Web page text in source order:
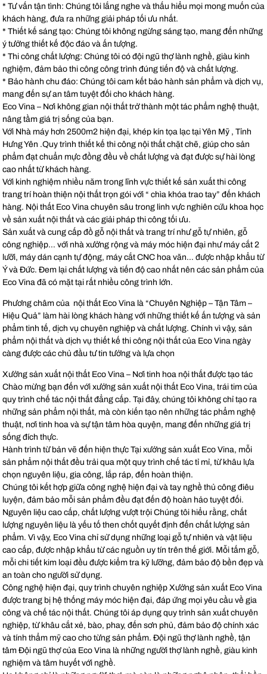
* Tư vấn tận tình: Chúng tôi lắng nghe và thấu hiểu mọi mong muốn của
khách hàng, đưa ra những giải pháp tối ưu nhất.
* Thiết kế sáng tạo: Chúng tôi không ngừng sáng tạo, mang đến những
ý tưởng thiết kế độc đáo và ấn tượng.
* Thi công chất lượng: Chúng tôi có đội ngũ thợ lành nghề, giàu kinh
nghiệm, đảm bảo thi công công trình đúng tiến độ và chất lượng.
* Bảo hành chu đáo: Chúng tôi cam kết bảo hành sản phẩm và dịch vụ,
mang đến sự an tâm tuyệt đối cho khách hàng.
Eco Vina – Nơi không gian nội thất trở thành một tác phẩm nghệ thuật,
nâng tầm giá trị sống của bạn.
Với Nhà máy hơn 2500m2 hiện đại, khép kín tọa lạc tại Yên Mỹ , Tỉnh
Hưng Yên .Quy trình thiết kế thi công nội thất chặt chẽ, giúp cho sản
phẩm đạt chuẩn mực đồng đều về chất lượng và đạt được sự hài lòng
cao nhất từ khách hàng.
Với kinh nghiệm nhiều năm trong lĩnh vực thiết kế sản xuất thi công
trang trí hoàn thiện nội thất trọn gói với “ chìa khóa trao tay” đến khách
hàng. Nội thất Eco Vina chuyên sâu trong linh vực nghiên cứu khoa học
về sản xuất nội thất và các giải pháp thi công tối ưu.
Sản xuất và cung cấp đồ gỗ nội thất và trang trí như gỗ tự nhiên, gỗ
công nghiệp… với nhà xưởng rộng và máy móc hiện đại như máy cắt 2
lưỡi, máy dán cạnh tự động, máy cắt CNC hoa văn… được nhập khẩu từ
Ý và Đức. Đem lại chất lượng và tiến độ cao nhất nên các sản phẩm của
Eco Vina đã có mặt tại rất nhiều công trình lớn.
Phương châm của nội thất Eco Vina là “Chuyên Nghiệp – Tận Tâm –
Hiệu Quả” làm hài lòng khách hàng với những thiết kế ấn tượng và sản
phẩm tinh tế, dịch vụ chuyên nghiệp và chất lượng. Chính vì vậy, sản
phẩm nội thất và dịch vụ thiết kế thi công nội thất của Eco Vina ngày
càng được các chủ đầu tư tin tưởng và lựa chọn
Xưởng sản xuất nội thất Eco Vina – Nơi tinh hoa nội thất được tạo tác
Chào mừng bạn đến với xưởng sản xuất nội thất Eco Vina, trái tim của
quy trình chế tác nội thất đẳng cấp. Tại đây, chúng tôi không chỉ tạo ra
những sản phẩm nội thất, mà còn kiến tạo nên những tác phẩm nghệ
thuật, nơi tinh hoa và sự tận tâm hòa quyện, mang đến những giá trị
sống đích thực.
Hành trình từ bản vẽ đến hiện thực Tại xưởng sản xuất Eco Vina, mỗi
sản phẩm nội thất đều trải qua một quy trình chế tác tỉ mỉ, từ khâu lựa
chọn nguyên liệu, gia công, lắp ráp, đến hoàn thiện.
Chúng tôi kết hợp giữa công nghệ hiện đại và tay nghề thủ công điêu
luyện, đảm bảo mỗi sản phẩm đều đạt đến độ hoàn hảo tuyệt đối.
Nguyên liệu cao cấp, chất lượng vượt trội Chúng tôi hiểu rằng, chất
lượng nguyên liệu là yếu tố then chốt quyết định đến chất lượng sản
phẩm. Vì vậy, Eco Vina chỉ sử dụng những loại gỗ tự nhiên và vật liệu
cao cấp, được nhập khẩu từ các nguồn uy tín trên thế giới. Mỗi tấm gỗ,
mỗi chi tiết kim loại đều được kiểm tra kỹ lưỡng, đảm bảo độ bền đẹp và
an toàn cho người sử dụng.
Công nghệ hiện đại, quy trình chuyên nghiệp Xưởng sản xuất Eco Vina
được trang bị hệ thống máy móc hiện đại, đáp ứng mọi yêu cầu về gia
công và chế tác nội thất. Chúng tôi áp dụng quy trình sản xuất chuyên
nghiệp, từ khâu cắt xẻ, bào, phay, đến sơn phủ, đảm bảo độ chính xác
và tính thẩm mỹ cao cho từng sản phẩm. Đội ngũ thợ lành nghề, tận
tâm Đội ngũ thợ của Eco Vina là những người thợ lành nghề, giàu kinh
nghiệm và tâm huyết với nghề.